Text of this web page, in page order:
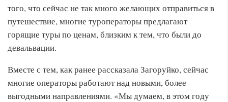
того, что сейчас не так много желающих отправиться в
путешествие, многие туроператоры предлагают
горящие туры по ценам, близким к тем, что были до
девальвации.
Вместе с тем, как ранее рассказала Загоруйко, сейчас
многие операторы работают над новыми, более
выгодными направлениями. «Мы думаем, в этом году